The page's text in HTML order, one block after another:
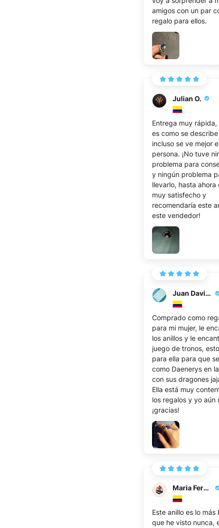
amigos con un par
regalo para ellos.
Julian O.
Entrega muy
es como se
incluso se ve mejor
persona. ¡No tuve
problema para
y ningún problema
llevarlo, hasta ahora
muy satisfecho y
recomendaría este
este vendedor!
Juan David F.
Comprado como
para mi mujer, le
los anillos y le
juego de tronos,
para ella para que
como Daenerys en
con sus dragones
Ella está muy
los regalos y yo aún
¡gracias!
Maria Fernanda A.
Este anillo es lo más
que he visto nunca,